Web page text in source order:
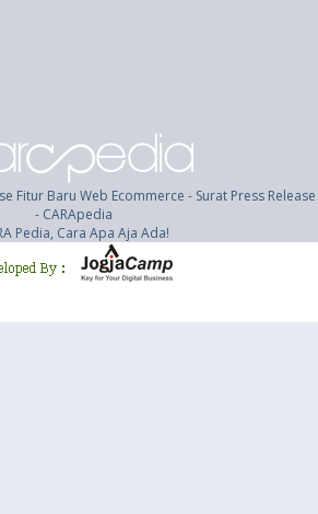
Fitur Baru Web Ecommerce - Surat Press Release
- CARApedia
Pedia, Cara Apa Aja Ada!